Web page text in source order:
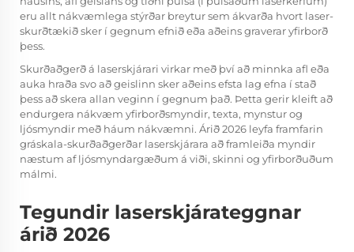
eru allt nákvæmlega stýrðar breytur sem ákvarða hvort laser-
skurðtækið sker í gegnum efnið eða aðeins graverar yfirborð
þess.
Skurðaðgerð á laserskjárari virkar með því að minnka afl eða
auka hraða svo að geislinn sker aðeins efsta lag efna í stað
þess að skera allan veginn í gegnum það. Þetta gerir kleift að
endurgera nákvæm yfirborðsmyndir, texta, mynstur og
ljósmyndir með háum nákvæmni. Árið 2026 leyfa framfarin
gráskala-skurðaðgerðar laserskjárara að framleiða myndir
næstum af ljósmyndargæðum á viði, skinni og yfirborðuðum
málmi.
Tegundir laserskjárateggnar
árið 2026